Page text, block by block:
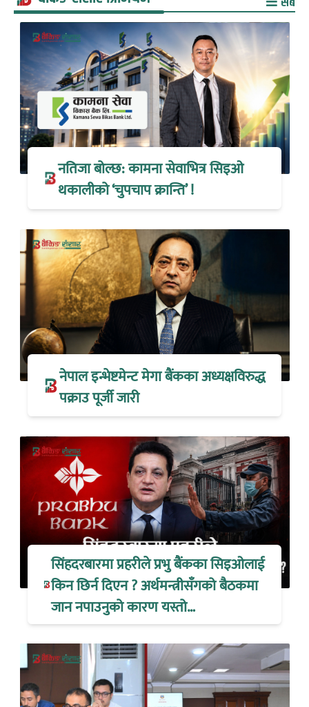
नतिजा बोल्छ: कामना सेवाभित्र सिइओ
थकालीको ‘चुपचाप क्रान्ति’ !
नेपाल इन्भेष्टमेन्ट मेगा बैंकका अध्यक्षविरुद्ध
पक्राउ पूर्जी जारी
सिंहदरबारमा प्रहरीले प्रभु बैंकका सिइओलाई
किन छिर्न दिएन ? अर्थमन्त्रीसँगको बैठकमा
जान नपाउनुको कारण यस्तो…